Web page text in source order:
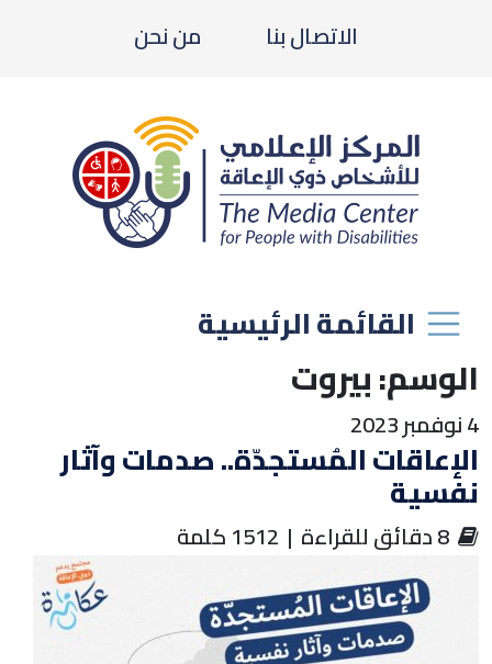
الاتصال بنا من نحن
القائمة الرئيسية
الوسم:بيروت
4 نوفمبر 2023
الإعاقات المُستجدّة.. صدمات وآثار
نفسية